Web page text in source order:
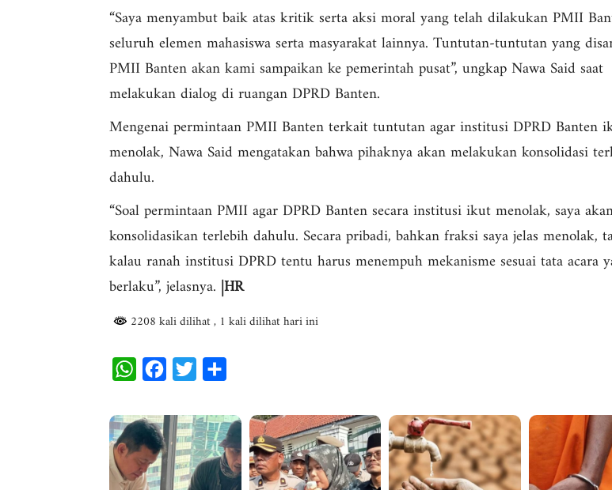
“Saya menyambut baik atas kritik serta aksi moral yang telah dilakukan PMII
seluruh elemen mahasiswa serta masyarakat lainnya. Tuntutan-tuntutan yang
PMII Banten akan kami sampaikan ke pemerintah pusat”, ungkap Nawa Said saat
melakukan dialog di ruangan DPRD Banten.
Mengenai permintaan PMII Banten terkait tuntutan agar institusi DPRD Banten
menolak, Nawa Said mengatakan bahwa pihaknya akan melakukan konsolidasi
dahulu.
“Soal permintaan PMII agar DPRD Banten secara institusi ikut menolak, saya
konsolidasikan terlebih dahulu. Secara pribadi, bahkan fraksi saya jelas menolak,
kalau ranah institusi DPRD tentu harus menempuh mekanisme sesuai tata acara
berlaku”, jelasnya. |HR
2208 kali dilihat, 1 kali dilihat hari ini
W
a
t
s
c
e
b
i
t
t
a
r
e